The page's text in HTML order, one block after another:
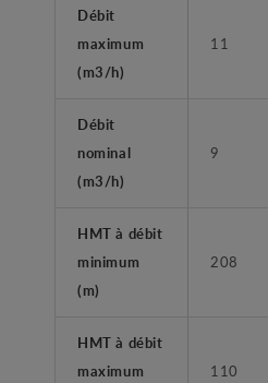
Débit
maximum
(m3/h)
11
Débit
nominal
(m3/h)
9
HMT à débit
minimum
(m)
208
HMT à débit
maximum
110